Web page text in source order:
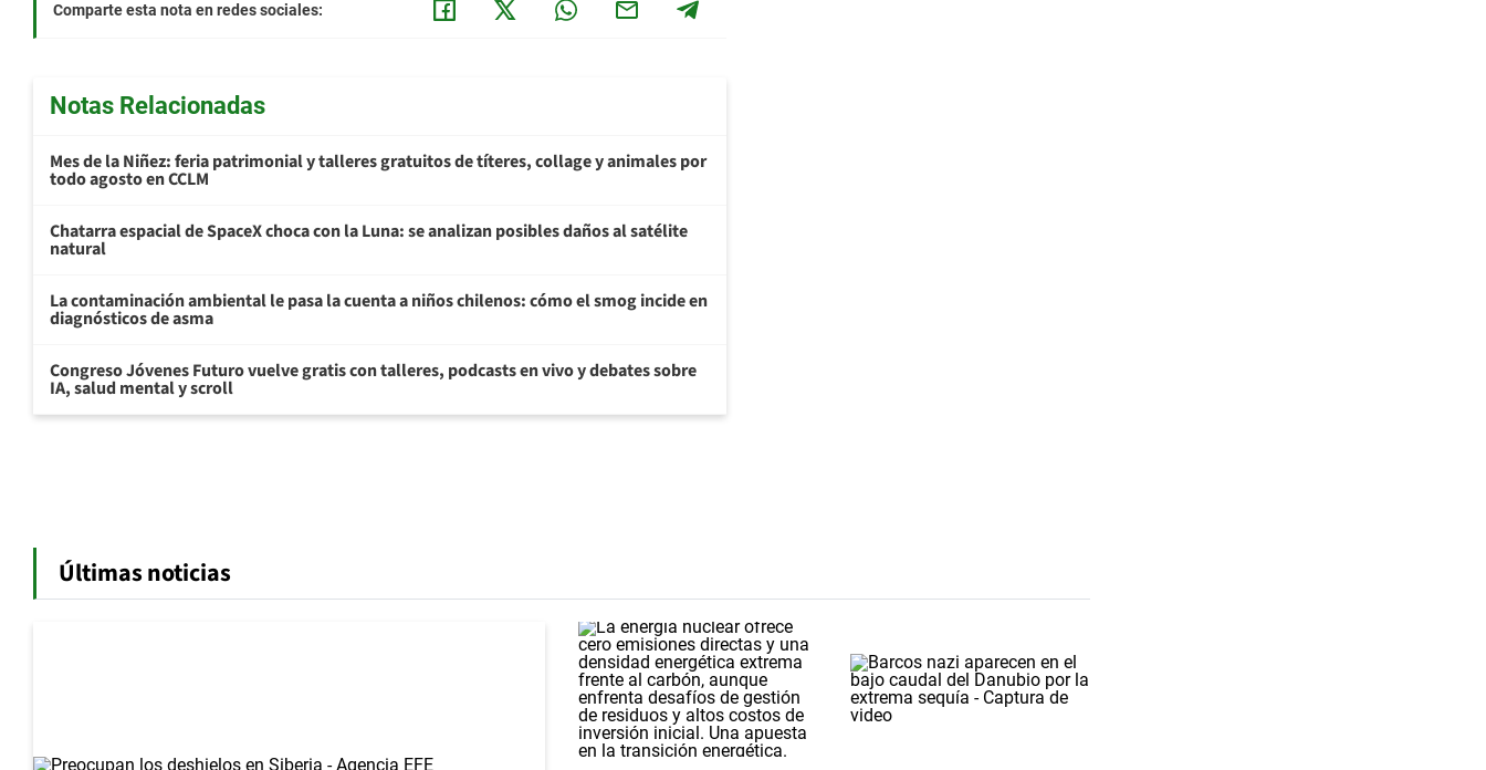
Comparte esta nota en redes sociales:
Notas Relacionadas
Mes de la Niñez: feria patrimonial y talleres gratuitos de títeres, collage y animales por
todo agosto en CCLM
Chatarra espacial de SpaceX choca con la Luna: se analizan posibles daños al satélite
natural
La contaminación ambiental le pasa la cuenta a niños chilenos: cómo el smog incide en
diagnósticos de asma
Congreso Jóvenes Futuro vuelve gratis con talleres, podcasts en vivo y debates sobre
IA, salud mental y scroll
Últimas noticias